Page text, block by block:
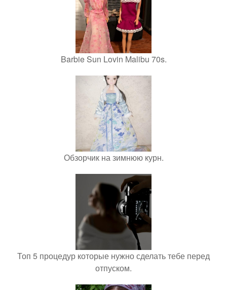
Barbie Sun Lovin Malibu 70s.
Обзорчик на зимнюю курн.
Топ 5 процедур которые нужно сделать тебе перед
отпуском.